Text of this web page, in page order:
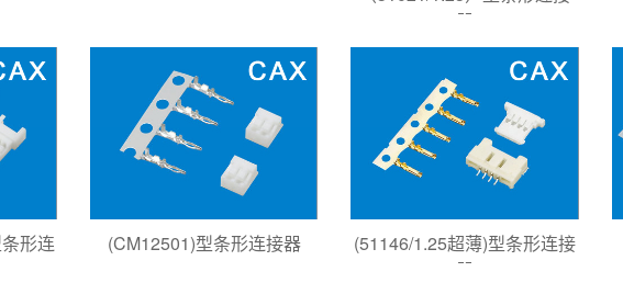
器
形连
(CM12501)型条形连接器
(51146/1.25超薄)型条形连接
器